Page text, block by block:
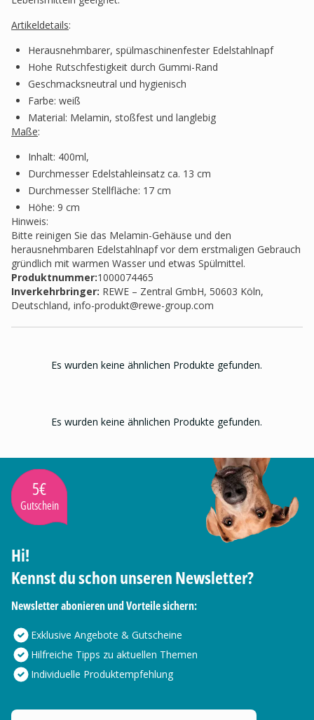
Artikeldetails:
Herausnehmbarer, spülmaschinenfester Edelstahlnapf
Hohe Rutschfestigkeit durch Gummi-Rand
Geschmacksneutral und hygienisch
Farbe: weiß
Material: Melamin, stoßfest und langlebig
Maße:
Inhalt: 400ml,
Durchmesser Edelstahleinsatz ca. 13 cm
Durchmesser Stellfläche: 17 cm
Höhe: 9 cm
Hinweis:
Bitte reinigen Sie das Melamin-Gehäuse und den
herausnehmbaren Edelstahlnapf vor dem erstmaligen Gebrauch
gründlich mit warmen Wasser und etwas Spülmittel.
Produktnummer:1000074465
Inverkehrbringer: REWE – Zentral GmbH, 50603 Köln,
Deutschland, info-produkt@rewe-group.com
Es wurden keine ähnlichen Produkte gefunden.
Es wurden keine ähnlichen Produkte gefunden.
5€
Gutschein
Hi!
Kennst du schon unseren Newsletter?
Newsletter abonieren und Vorteile sichern:
Exklusive Angebote & Gutscheine
Hilfreiche Tipps zu aktuellen Themen
Individuelle Produktempfehlung
Deine E-Mail Adresse